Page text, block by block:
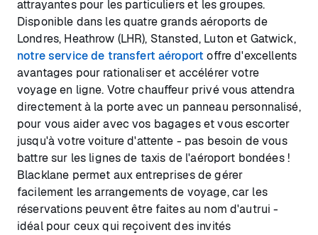
attrayantes pour les particuliers et les groupes.
Disponible dans les quatre grands aéroports de
Londres, Heathrow (LHR), Stansted, Luton et Gatwick,
notre service de transfert aéroport offre d'excellents
avantages pour rationaliser et accélérer votre
voyage en ligne. Votre chauffeur privé vous attendra
directement à la porte avec un panneau personnalisé,
pour vous aider avec vos bagages et vous escorter
jusqu'à votre voiture d'attente - pas besoin de vous
battre sur les lignes de taxis de l'aéroport bondées !
Blacklane permet aux entreprises de gérer
facilement les arrangements de voyage, car les
réservations peuvent être faites au nom d'autrui -
idéal pour ceux qui reçoivent des invités